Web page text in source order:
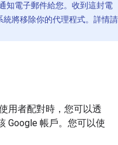
知電子郵件給您。收到這封電
將移除你的代理程式。詳情請
用者配對時，您可以透
Google 帳戶。您可以使